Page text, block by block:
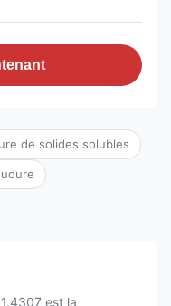
de solides solubles
est la